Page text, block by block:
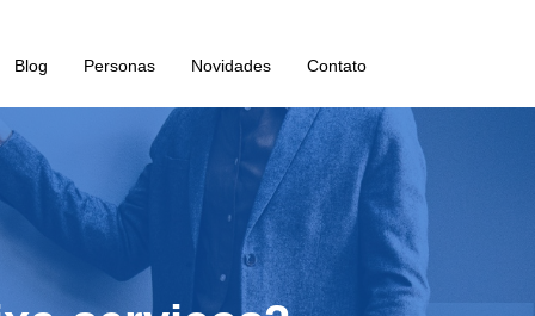
Blog Personas Novidades Contato